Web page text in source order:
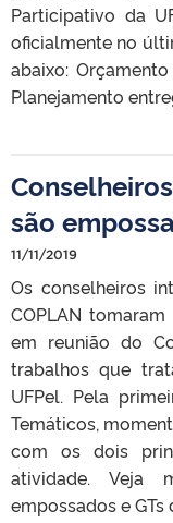
Participativo da
oficialmente no
abaixo:
Planejamento
são
11/11/2019
Os conselheiros
COPLAN
em reunião do
trabalhos que
UFPel. Pela
Temáticos,
com os dois
atividade. Veja
empossados e